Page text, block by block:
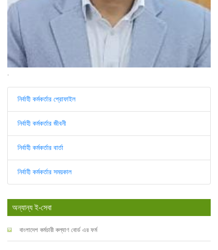
নির্বাহী কর্মকর্তার প্রোফাইল
নির্বাহী কর্মকর্তার জীবনী
নির্বাহী কর্মকর্তার বার্তা
নির্বাহী কর্মকর্তার সময়কাল
অন্যান্য ই-সেবা
বাংলাদেশ কর্মচারী কল্যাণ বোর্ড এর ফর্ম